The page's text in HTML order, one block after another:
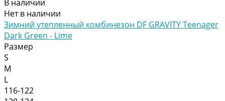
В наличии
Нет в наличии
Зимний утепленный комбинезон DF GRAVITY Teenager
Dark Green - Lime
Размер
S
M
L
116-122